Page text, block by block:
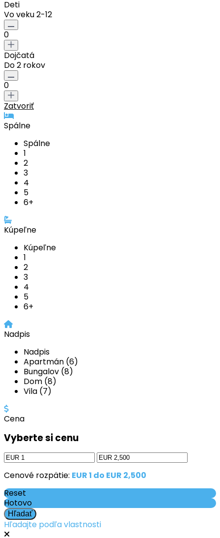
Deti
Vo veku 2-12
0
Dojčatá
Do 2 rokov
0
Zatvoriť
Spálne
Spálne
1
2
3
4
5
6+
Kúpeľne
Kúpeľne
1
2
3
4
5
6+
Nadpis
Nadpis
Apartmán (6)
Bungalov (8)
Dom (8)
Vila (7)
Cena
Vyberte si cenu
Cenové rozpätie: EUR 1 do EUR 2,500
Reset
Hotovo
Hľadajte podľa vlastnosti